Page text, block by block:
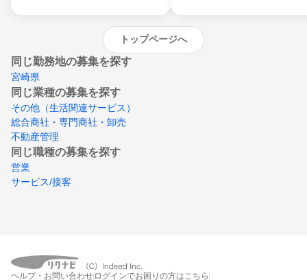
トップページへ
同じ勤務地の募集を探す
宮崎県
同じ業種の募集を探す
その他（生活関連サービス）
総合商社・専門商社・卸売
不動産管理
同じ職種の募集を探す
営業
サービス/接客
ヘルプ・お問い合わせ ログインでお困りの方はこちら